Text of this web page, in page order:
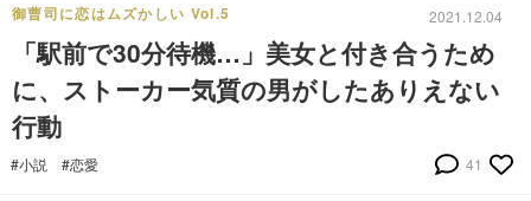
御曹司に恋はムズかしい Vol.5 2021.12.04
「駅前で30分待機…」美女と付き合うため
に、ストーカー気質の男がしたありえない
行動
#小説 #恋愛 41